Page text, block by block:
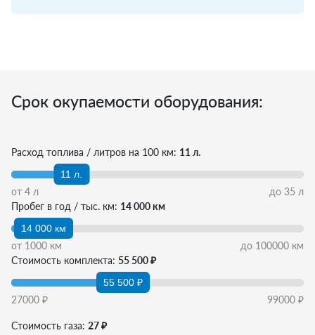
Срок окупаемости оборудования:
Расход топлива / литров на 100 км: 11 л.
11 л.
от 4 л до 35 л
Пробег в год / тыс. км: 14 000 км
14 000 км
от 1000 км до 100000 км
Стоимость комплекта: 55 500 ₽
55 500 ₽
27000 ₽ 99000 ₽
Стоимость газа: 27 ₽